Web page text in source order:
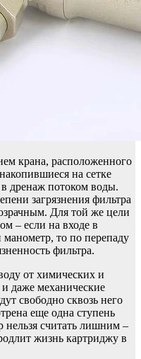
крана, расположенного
на сетке
дренаж потоком воды.
загрязнения фильтра
Для той же цели
– если на входе в
то по перепаду
фильтра.
от химических и
даже механические
свободно сквозь него
еще одна ступень
нельзя считать лишним –
жизнь картриджу в